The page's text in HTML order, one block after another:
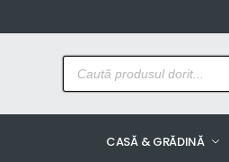
CASĂ & GRĂDINĂ